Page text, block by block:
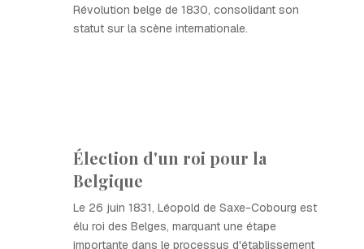
Révolution belge de 1830, consolidant son
statut sur la scène internationale.
Élection d'un roi pour la
Belgique
Le 26 juin 1831, Léopold de Saxe-Cobourg est
élu roi des Belges, marquant une étape
importante dans le processus d'établissement